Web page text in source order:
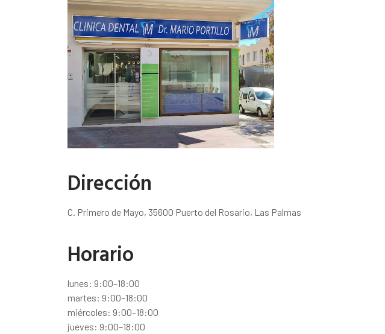
Dirección
C. Primero de Mayo, 35600 Puerto del Rosario, Las Palmas
Horario
lunes: 9:00–18:00
martes: 9:00–18:00
miércoles: 9:00–18:00
jueves: 9:00–18:00